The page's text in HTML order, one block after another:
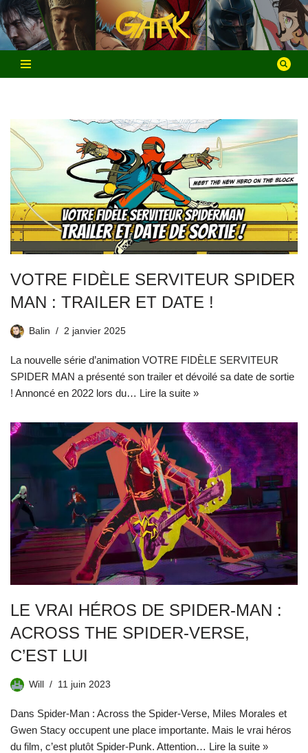
Aller
au
contenu
VOTRE FIDÈLE SERVITEUR SPIDER
MAN : TRAILER ET DATE !
Balin 2 janvier 2025
La nouvelle série d’animation VOTRE FIDÈLE SERVITEUR
SPIDER MAN a présenté son trailer et dévoilé sa date de sortie
! Annoncé en 2022 lors du… Lire la suite »
LE VRAI HÉROS DE SPIDER-MAN :
ACROSS THE SPIDER-VERSE,
C’EST LUI
Will 11 juin 2023
Dans Spider-Man : Across the Spider-Verse, Miles Morales et
Gwen Stacy occupent une place importante. Mais le vrai héros
du film, c’est plutôt Spider-Punk. Attention… Lire la suite »